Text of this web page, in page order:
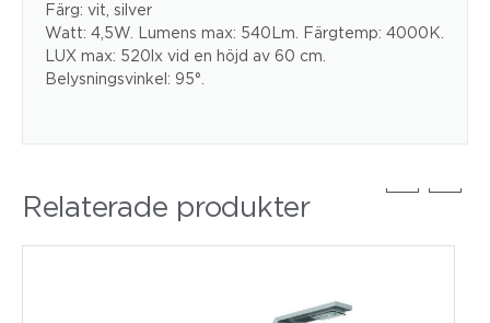
Färg: vit, silver
Watt: 4,5W. Lumens max: 540Lm. Färgtemp: 4000K.
LUX max: 520lx vid en höjd av 60 cm.
Belysningsvinkel: 95°.
Relaterade produkter